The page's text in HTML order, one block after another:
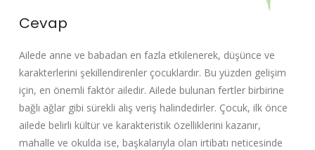
Cevap
Ailede anne ve babadan en fazla etkilenerek, düşünce ve
karakterlerini şekillendirenler çocuklardır. Bu yüzden gelişim
için, en önemli faktör ailedir. Ailede bulunan fertler birbirine
bağlı ağlar gibi sürekli alış veriş halindedirler. Çocuk, ilk önce
ailede belirli kültür ve karakteristik özelliklerini kazanır,
mahalle ve okulda ise, başkalarıyla olan irtibatı neticesinde